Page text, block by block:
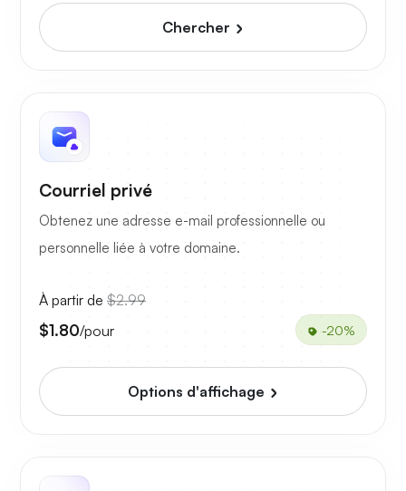
Chercher
Courriel privé
Obtenez une adresse e-mail professionnelle ou
personnelle liée à votre domaine.
À partir de $2.99
$1.80/pour -20%
Options d'affichage